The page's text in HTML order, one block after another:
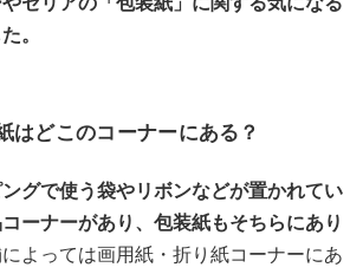
。
はどこのコーナーにある？
グで使う袋やリボンなどが置かれてい
ーナーがあり、包装紙もそちらにあり
よっては画用紙・折り紙コーナーにあ